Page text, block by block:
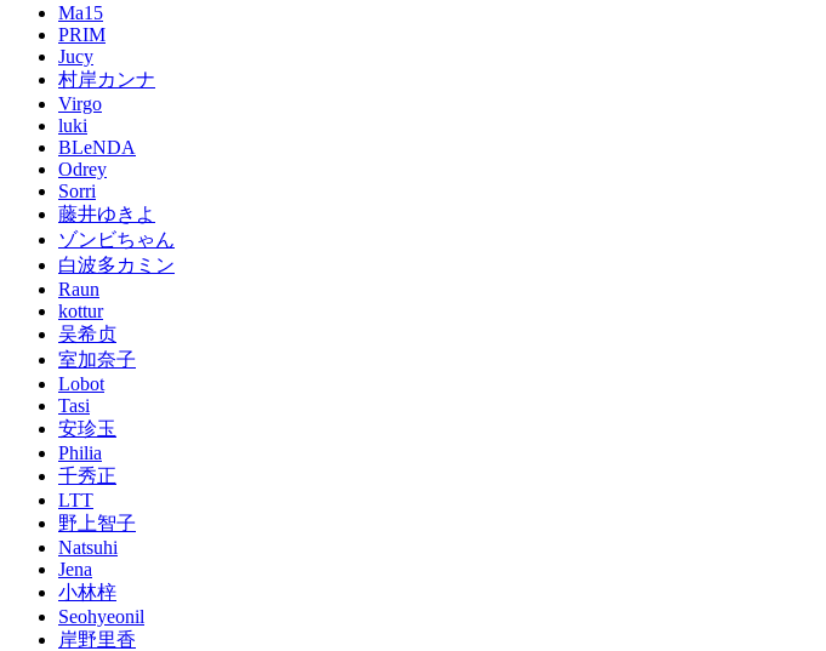
Ma15
PRIM
Jucy
村岸カンナ
Virgo
luki
BLeNDA
Odrey
Sorri
藤井ゆきよ
ゾンビちゃん
白波多カミン
Raun
kottur
吴希贞
室加奈子
Lobot
Tasi
安珍玉
Philia
千秀正
LTT
野上智子
Natsuhi
Jena
小林梓
Seohyeonil
岸野里香